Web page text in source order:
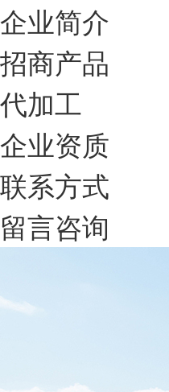
企业简介
招商产品
代加工
企业资质
联系方式
留言咨询